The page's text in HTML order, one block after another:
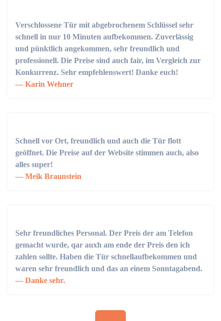
Verschlossene Tür mit abgebrochenem Schlüssel sehr
schnell in nur 10 Minuten aufbekommen. Zuverlässig
und pünktlich angekommen, sehr freundlich und
professionell. Die Preise sind auch fair, im Vergleich zur
Konkurrenz. Sehr empfehlenswert! Danke euch!
Karin Wehner
Schnell vor Ort, freundlich und auch die Tür flott
geöffnet. Die Preise auf der Website stimmen auch, also
alles super!
Meik Braunstein
Sehr freundliches Personal. Der Preis der am Telefon
gemacht wurde, qar auxh am ende der Preis den ich
zahlen sollte. Haben die Tür schnellaufbekommen und
waren sehr freundlich und das an einem Sonntagabend.
Danke sehr.